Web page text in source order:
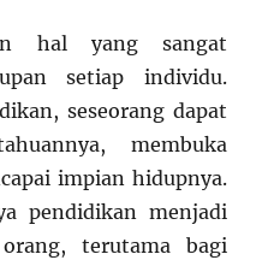
hal yang sangat
setiap individu.
seseorang dapat
membuka
impian hidupnya.
pendidikan menjadi
terutama bagi